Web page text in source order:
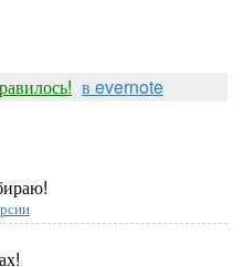
в evernote